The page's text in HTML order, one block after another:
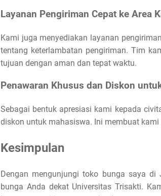
Layanan Pengiriman Cepat ke Area
Kami juga menyediakan layanan
tentang keterlambatan pengiriman. Tim
tujuan dengan aman dan tepat waktu.
Penawaran Khusus dan Diskon
Sebagai bentuk apresiasi kami kepada
diskon untuk mahasiswa. Ini membuat
Kesimpulan
Dengan mengunjungi toko bunga saya
bunga Anda dekat Universitas Trisakti.